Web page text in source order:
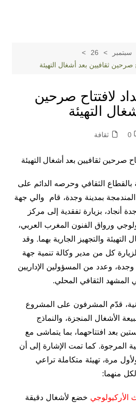
سبتمبر
26
صرحين ثقافيين بعد أشغال التهيئة
لافتتاح صرحين
التهيئة
0 ثقافة
بالقطاع الثقافي وحرصه الدائم على
المندمجة بمدينة وجدة، قام والي جهة
أنجاد، بزيارة تفقدية إلى مركز
ورواق الفنون المغرب العربي،
والتجهيز الجارية بهما. وقد
كل من مدير وكالة تنمية جهة
وعدد من المسؤولين الإداريين
الثقافي المحلي.
قدّم المشرفون على المشروع
الأشغال المنجزة، والنماذج
بعد افتتاحهما، بما يتماشى مع
المرجوة. كما تمت الإشارة إلى أن
مرة، تهيئة متكاملة تراعي
منهما:
الأركيولوجي خضع لأشغال دقيقة